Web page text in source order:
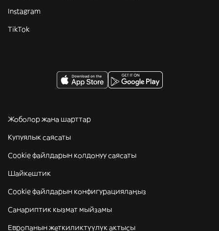
Instagram
TikTok
Жоболор жана шарттар
Купуялык саясаты
Cookie файлдарын колдонуу саясаты
Шайкештик
Cookie файлдарын конфигурациялаңыз
Санариптик кызмат мыйзамы
Европанын жеткиликтүүлүк актысы